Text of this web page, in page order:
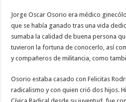
Jorge Oscar Osorio era médico
que se había ganado tras una vida
sumaba la calidad de buena persona
tuvieron la fortuna de conocerlo, así
y compañeros de militancia, como
Osorio estaba casado con Felicitas
radicalismo y con quien crió dos hijos.